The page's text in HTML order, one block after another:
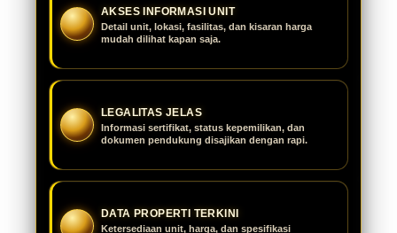
AKSES INFORMASI UNIT
Detail unit, lokasi, fasilitas, dan kisaran harga
mudah dilihat kapan saja.
LEGALITAS JELAS
Informasi sertifikat, status kepemilikan, dan
dokumen pendukung disajikan dengan rapi.
DATA PROPERTI TERKINI
Ketersediaan unit, harga, dan spesifikasi